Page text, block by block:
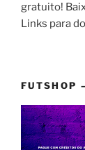
gratuito!
Links para
FUTSHOP